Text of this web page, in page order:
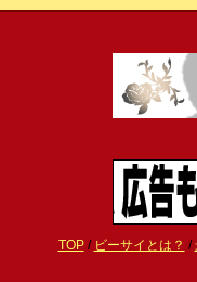
TOP/ ビーサイとは？ /